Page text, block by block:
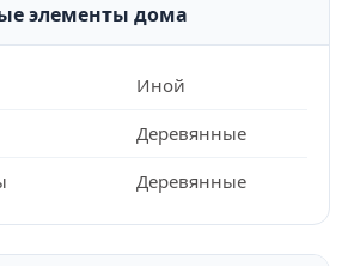
элементы дома
Иной
Деревянные
Деревянные